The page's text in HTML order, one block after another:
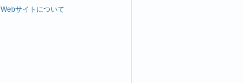
別
Webサイトについて